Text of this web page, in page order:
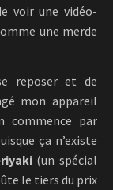
voir une vidéo-
une merde
reposer et de
mon appareil
par
ça n’existe
(un spécial
le tiers du prix